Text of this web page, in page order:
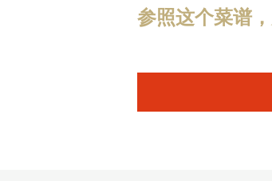
参照这个菜谱